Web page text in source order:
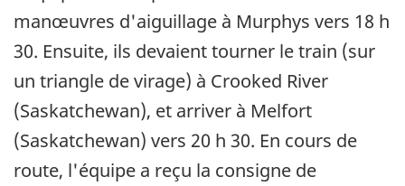
manœuvres d'aiguillage à Murphys vers 18 h
30. Ensuite, ils devaient tourner le train (sur
un triangle de virage) à Crooked River
(Saskatchewan), et arriver à Melfort
(Saskatchewan) vers 20 h 30. En cours de
route, l'équipe a reçu la consigne de